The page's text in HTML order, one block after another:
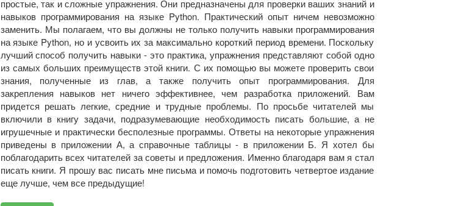
простые, так и сложные упражнения. Они предназначены для проверки ваших знаний и
навыков програм­мирования на языке Python. Практический опыт ничем невозможно
заменить. Мы полагаем, что вы должны не только получить навыки программирования
на языке Python, но и усвоить их за максимально короткий период времени. Поскольку
лучший способ получить навыки - это практика, упражнения пред­ставляют собой одно
из самых больших преимуществ этой книги. С их помощью вы можете проверить свои
знания, полученные из глав, а также получить опыт про­граммирования. Для
закрепления навыков нет ничего эффективнее, чем разработка приложений. Вам
придется решать легкие, средние и трудные проблемы. По прось­бе читателей мы
включили в книгу задачи, подразумевающие необходимость писать большие, а не
игрушечные и практически бесполезные программы. Ответы на неко­торые упражнения
приведены в приложении А, а справочные таблицы - в прило­жении Б. Я хотел бы
поблагодарить всех читателей за советы и предложения. Именно бла­годаря вам я стал
писать книги. Я прошу вас писать мне письма и помочь подгото­вить четвертое издание
еще лучше, чем все предыдущие!